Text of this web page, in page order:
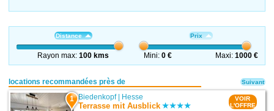
Distance
Rayon max:100 kms
Prix
Mini:0 € Maxi: 1000 €
locations recommandées près de
1 Biedenkopf| Hesse
Terrasse mit Ausblick
VOIR
L'OFFRE
Suivant